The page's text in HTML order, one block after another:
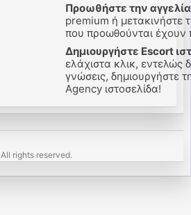
Προωθήστε την
premium ή μετακινήστε
που προωθούνται έχουν
Δημιουργήστε Escort
ελάχιστα κλικ, εντελώς
γνώσεις, δημιουργήστε
Agency ιστοσελίδα!
rights reserved.